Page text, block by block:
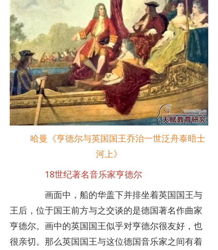
哈曼《亨德尔与英国国王乔治一世泛舟泰晤士
河上》
18世纪著名音乐家亨德尔
画面中，船的华盖下并排坐着英国国王与
王后，位于国王前方与之交谈的是德国著名作曲家
亨德尔。画中的英国国王似乎对亨德尔很友好，也
很亲切。那么英国国王与这位德国音乐家之间有着